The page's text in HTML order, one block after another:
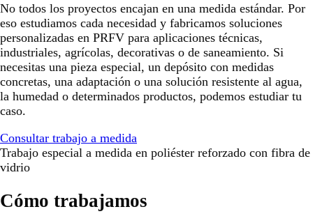
No todos los proyectos encajan en una medida estándar. Por
eso estudiamos cada necesidad y fabricamos soluciones
personalizadas en PRFV para aplicaciones técnicas,
industriales, agrícolas, decorativas o de saneamiento. Si
necesitas una pieza especial, un depósito con medidas
concretas, una adaptación o una solución resistente al agua,
la humedad o determinados productos, podemos estudiar tu
caso.
Consultar trabajo a medida
Trabajo especial a medida en poliéster reforzado con fibra de
vidrio
Cómo trabajamos